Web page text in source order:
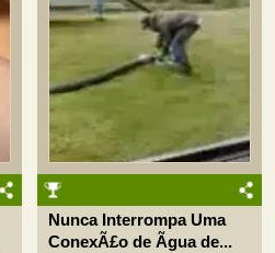
Nunca Interrompa Uma
ConexÃ£o de Ãgua de...